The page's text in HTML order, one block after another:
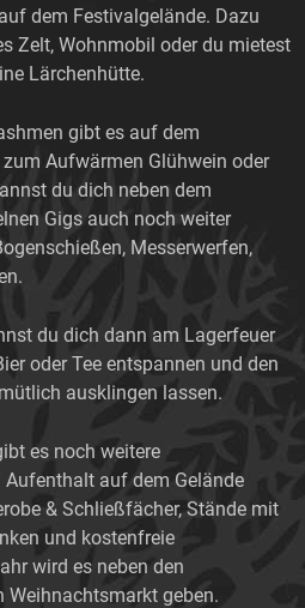
dem Festivalgelände. Dazu
Zelt, Wohnmobil oder du mietest
Lärchenhütte.
gibt es auf dem
Aufwärmen Glühwein oder
du dich neben dem
Gigs auch noch weiter
Messerwerfen,
du dich dann am Lagerfeuer
oder Tee entspannen und den
ausklingen lassen.
es noch weitere
auf dem Gelände
& Schließfächer, Stände mit
und kostenfreie
wird es neben den
Weihnachtsmarkt geben.